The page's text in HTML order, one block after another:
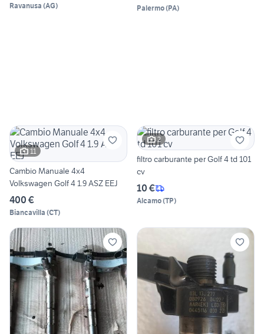
Ravanusa (AG) Palermo(PA)
11
Cambio Manuale 4x4
Volkswagen Golf 4 1.9 ASZ EEJ
400 €
Biancavilla (CT)
2
filtro carburante per Golf 4 td 101
cv
10 €
Alcamo(TP)